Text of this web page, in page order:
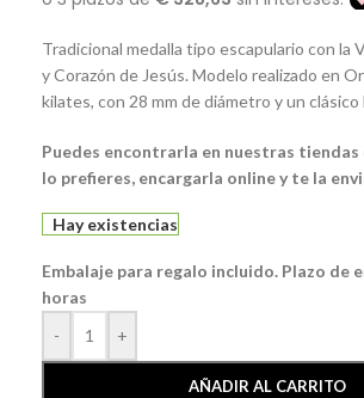
Tradicional medalla tipo escapulario con la
y Corazón de Jesús. Modelo realizado en
kilates, con 28 mm de diámetro y un clásico
Puedes encontrarla en nuestras tiendas
lo prefieres, encargarla online y te la
Hay existencias
Embalaje para regalo incluido. Plazo de
horas
-
+
AÑADIR AL CARRITO